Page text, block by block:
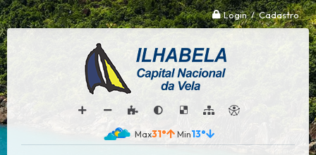
Login / Cadastro
31° 13°